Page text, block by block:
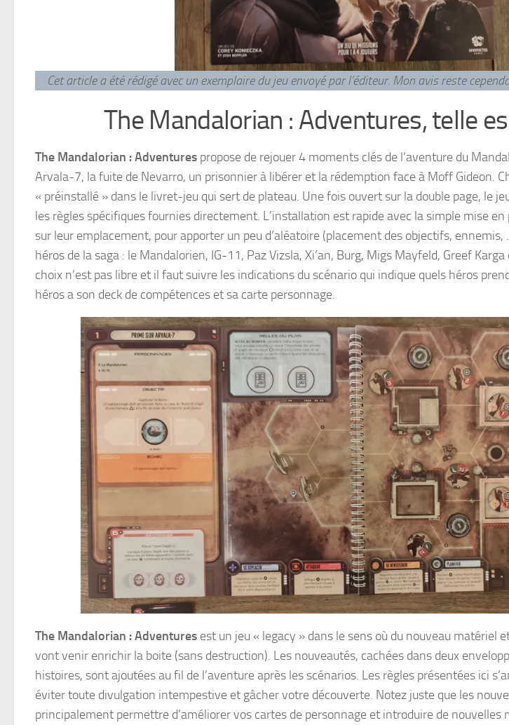
Cet article a été rédigé avec un exemplaire du jeu envoyé par l’éditeur. Mon avis reste
The Mandalorian : Adventures, telle
The Mandalorian : Adventures propose de rejouer 4 moments clés de l’aventure du
Arvala-7, la fuite de Nevarro, un prisonnier à libérer et la rédemption face à Moff Gideon.
« préinstallé » dans le livret-jeu qui sert de plateau. Une fois ouvert sur la double page, le
les règles spécifiques fournies directement. L’installation est rapide avec la simple mise
sur leur emplacement, pour apporter un peu d’aléatoire (placement des objectifs,
héros de la saga : le Mandalorien, IG-11, Paz Vizsla, Xi’an, Burg, Migs Mayfeld, Greef
choix n’est pas libre et il faut suivre les indications du scénario qui indique quels héros
héros a son deck de compétences et sa carte personnage.
The Mandalorian : Adventures est un jeu « legacy » dans le sens où du nouveau matériel
vont venir enrichir la boite (sans destruction). Les nouveautés, cachées dans deux
histoires, sont ajoutées au fil de l’aventure après les scénarios. Les règles présentées ici
éviter toute divulgation intempestive et gâcher votre découverte. Notez juste que les
principalement permettre d’améliorer vos cartes de personnage et introduire de nouvelles